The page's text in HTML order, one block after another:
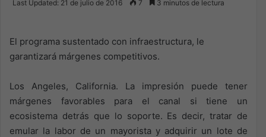
Last Updated: 21 de julio de 2016 7 3 minutos de lectura
El programa sustentado con infraestructura, le
garantizará márgenes competitivos.
Los Angeles, California. La impresión puede tener
márgenes favorables para el canal si tiene un
ecosistema detrás que lo soporte. Es decir, tratar de
emular la labor de un mayorista y adquirir un lote de